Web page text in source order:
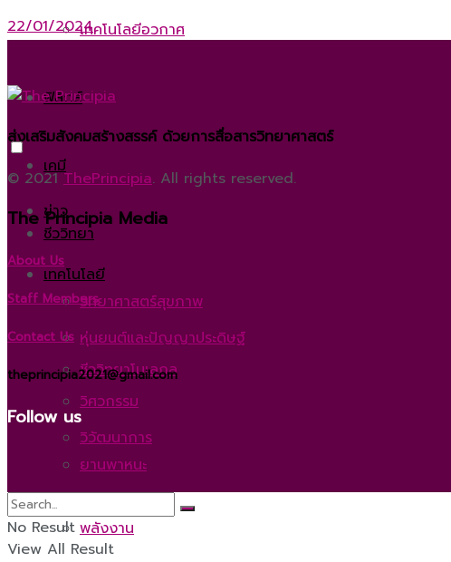
เทคโนโลยีอวกาศ
ฟิสิกส์
เคมี
ชีววิทยา
วิทยาศาสตร์สุขภาพ
ชีววิทยาโมเลกุล
วิวัฒนาการ
ข่าว
เทคโนโลยี
หุ่นยนต์และปัญญาประดิษฐ์
วิศวกรรม
ยานพาหนะ
พลังงาน
22/01/2024
ส่งเสริมสังคมสร้างสรรค์ ด้วยการสื่อสารวิทยาศาสตร์
© 2021ThePrincipia. All rights reserved.
The Principia Media
About Us
Staff Members
Contact Us
theprincipia2021@gmail.com
Follow us
No Result
View All Result